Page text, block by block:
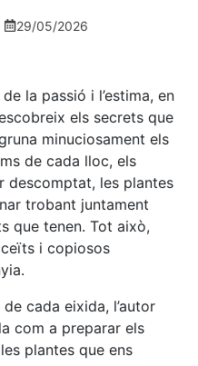
29/05/2026
la passió i l’estima, en
els secrets que
minuciosament els
de cada lloc, els
descomptat, les plantes
trobant juntament
que tenen. Tot això,
i copiosos
cada eixida, l’autor
com a preparar els
plantes que ens